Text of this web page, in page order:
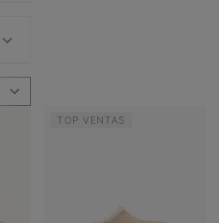
TOP VENTAS